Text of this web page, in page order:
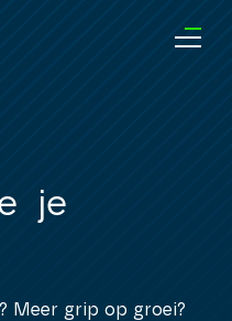
je
Meer grip op groei?